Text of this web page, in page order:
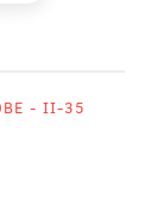
- II-35